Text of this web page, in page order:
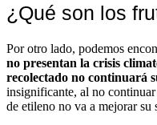
¿Qué son los
Por otro lado, podemos
no presentan la crisis
recolectado no continuará
insignificante, al no
de etileno no va a mejorar su